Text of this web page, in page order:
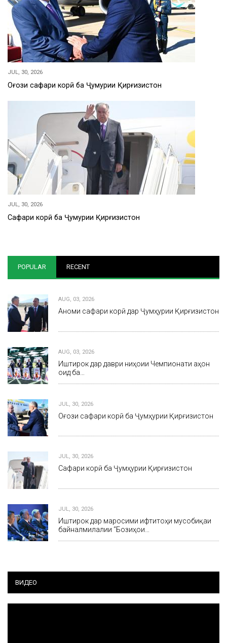
JUL, 30, 2026
Оғози сафари корӣ ба Ҷумҳурии Қирғизистон
JUL, 30, 2026
Сафари корӣ ба Ҷумҳурии Қирғизистон
POPULAR RECENT
AUG, 03, 2026
Анҷоми сафари корӣ дар Ҷумҳурии Қирғизистон
AUG, 03, 2026
Иштирок дар даври ниҳоии Чемпионати ҷаҳон
оид ба…
JUL, 30, 2026
Оғози сафари корӣ ба Ҷумҳурии Қирғизистон
JUL, 30, 2026
Сафари корӣ ба Ҷумҳурии Қирғизистон
JUL, 30, 2026
Иштирок дар маросими ифтитоҳи мусобиқаи
байналмилалии “Бозиҳои…
ВИДЕО